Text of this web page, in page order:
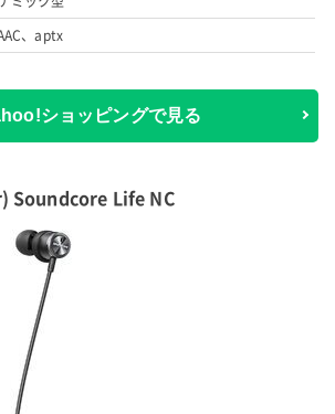
、aptx
ショッピングで見る
Soundcore Life NC